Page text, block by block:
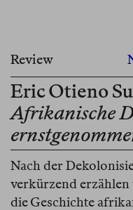
Review
Eric Otieno
Afrikanische
Nach der
verkürzend
die Geschichte